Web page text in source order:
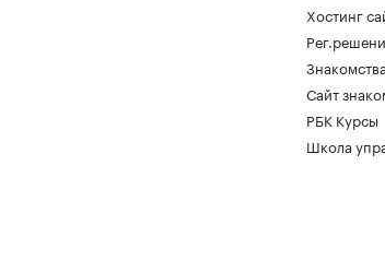
Хостинг
Знакомства
Сайт
РБК Курсы
Школа